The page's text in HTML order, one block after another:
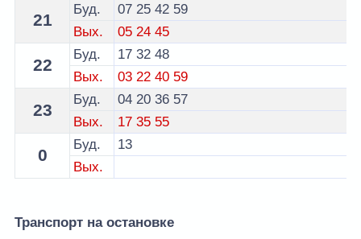
21
Буд. 07 25 42 59
Вых.
05 24 45
22
Буд. 17 32 48
Вых.
03 22 40 59
23
Буд. 04 20 36 57
Вых.
17 35 55
0
Буд.
13
Вых.
Транспорт на остановке